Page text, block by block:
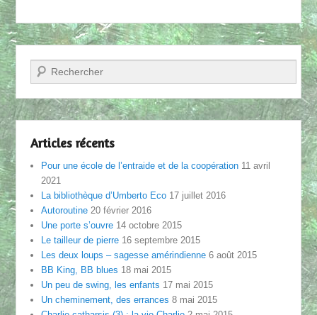
Recherche
Articles récents
Pour une école de l’entraide et de la coopération 11 avril
2021
La bibliothèque d’Umberto Eco 17 juillet 2016
Autoroutine 20 février 2016
Une porte s’ouvre 14 octobre 2015
Le tailleur de pierre 16 septembre 2015
Les deux loups – sagesse amérindienne 6 août 2015
BB King, BB blues 18 mai 2015
Un peu de swing, les enfants 17 mai 2015
Un cheminement, des errances 8 mai 2015